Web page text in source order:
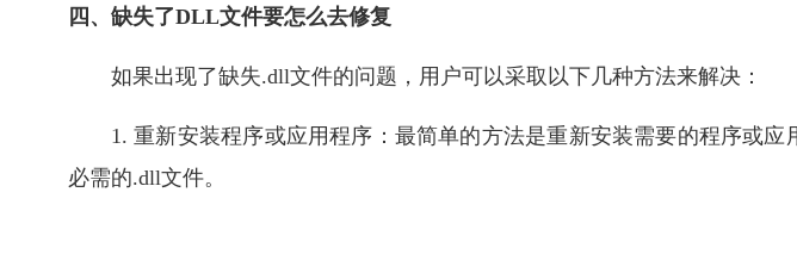
四、缺失了DLL文件要怎么去修复
如果出现了缺失.dll文件的问题，用户可以采取以下几种方法来解决：
1. 重新安装程序或应用程序：最简单的方法是重新安装需要的程序或应
必需的.dll文件。